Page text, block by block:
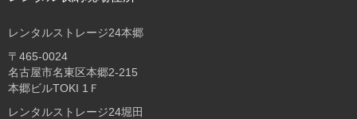
レンタルストレージ24本郷
〒465-0024
名古屋市名東区本郷2-215
本郷ビルTOKI 1Ｆ
レンタルストレージ24堀田